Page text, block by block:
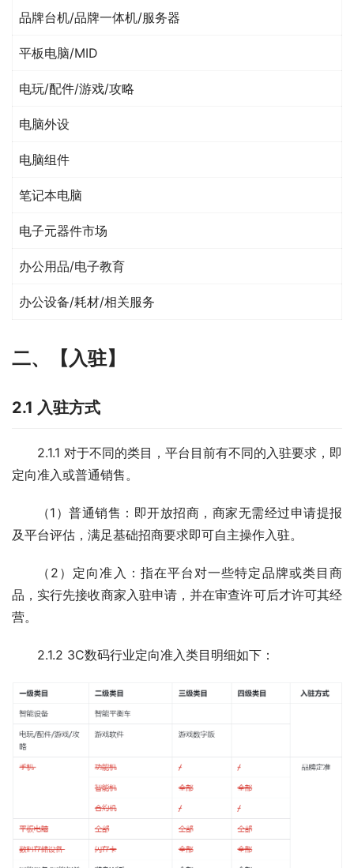
品牌台机/品牌一体机/服务器
平板电脑/MID
电玩/配件/游戏/攻略
电脑外设
电脑组件
笔记本电脑
电子元器件市场
办公用品/电子教育
办公设备/耗材/相关服务
二、 【入驻】
2.1 入驻方式
2.1.1 对于不同的类目，平台目前有不同的入驻要求，即
定向准入或普通销售。
（1）普通销售：即开放招商，商家无需经过申请提报
及平台评估，满足基础招商要求即可自主操作入驻。
（2）定向准入：指在平台对一些特定品牌或类目商
品，实行先接收商家入驻申请，并在审查许可后才许可其经
营。
2.1.2 3C数码行业定向准入类目明细如下：